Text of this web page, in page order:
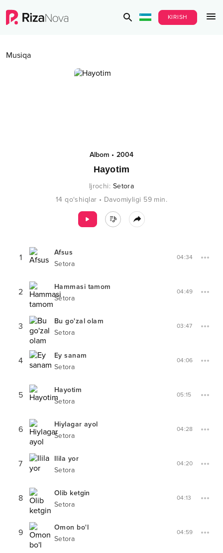
KIRISH
Musiqa
Albom • 2004
Hayotim
Ijrochi: Setora
14 qo‘shiqlar • Davomiyligi 59 min.
1
Afsus
Setora
04:34
2
Hammasi tamom
Setora
04:49
3
Bu go'zal olam
Setora
03:47
4
Ey sanam
Setora
04:06
5
Hayotim
Setora
05:15
6
Hiylagar ayol
Setora
04:28
7
Ilila yor
Setora
04:20
8
Olib ketgin
Setora
04:13
9
Omon bo'l
Setora
04:59